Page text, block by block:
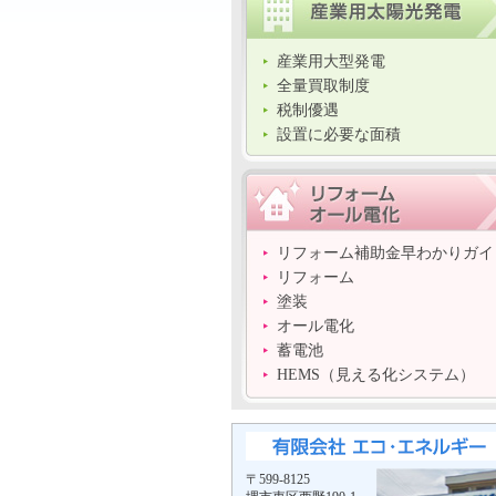
産業用大型発電
全量買取制度
税制優遇
設置に必要な面積
リフォーム補助金早わかりガ
リフォーム
塗装
オール電化
蓄電池
HEMS（見える化システム）
〒599-8125